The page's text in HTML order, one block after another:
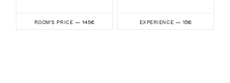
ROOM'S PRICE — 145€ EXPERIENCE — 15€